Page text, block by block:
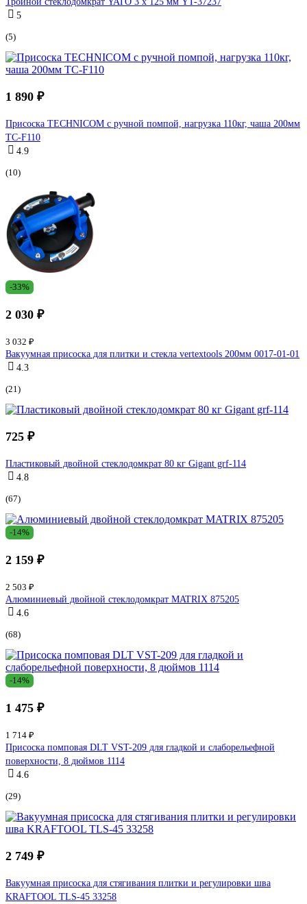
5
(5)
1 890 ₽
Присоска TECHNICOM с ручной помпой, нагрузка 110кг, чаша 200мм
TC-F110
4.9
(10)
-33%
2 030 ₽
3 032 ₽
Вакуумная присоска для плитки и стекла vertextools 200мм 0017-01-01
4.3
(21)
725 ₽
Пластиковый двойной стеклодомкрат 80 кг Gigant grf-114
4.8
(67)
-14%
2 159 ₽
2 503 ₽
Алюминиевый двойной стеклодомкрат MATRIX 875205
4.6
(68)
-14%
1 475 ₽
1 714 ₽
Присоска помповая DLT VST-209 для гладкой и слаборельефной
поверхности, 8 дюймов 1114
4.6
(29)
2 749 ₽
Вакуумная присоска для стягивания плитки и регулировки шва
KRAFTOOL TLS-45 33258